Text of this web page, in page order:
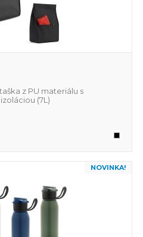
z PU materiálu s
(7L)
NOVINKA!